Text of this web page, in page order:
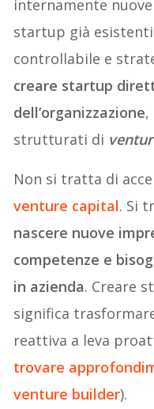
internamente
startup già
controllabile e
creare startup
dell’organizzazione,
strutturati di
Non si tratta di
venture capital. Si
nascere nuove
competenze e
in azienda. Creare
significa
reattiva a leva
trovare
venture builder).